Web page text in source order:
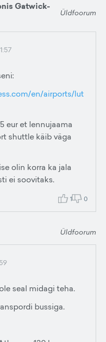
Gatwick-
Üldfoorum
en/airports/lut
eur et lennujaama
shuttle käib väga
olin korra ka jala
ei soovitaks.
1 0
Üldfoorum
seal midagi teha.
bussiga.